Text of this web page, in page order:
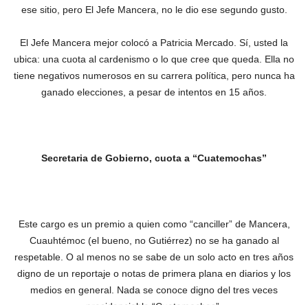
ese sitio, pero El Jefe Mancera, no le dio ese segundo gusto.
El Jefe Mancera mejor colocó a Patricia Mercado. Sí, usted la
ubica: una cuota al cardenismo o lo que cree que queda. Ella no
tiene negativos numerosos en su carrera política, pero nunca ha
ganado elecciones, a pesar de intentos en 15 años.
Secretaria de Gobierno, cuota a “Cuatemochas”
Este cargo es un premio a quien como “canciller” de Mancera,
Cuauhtémoc (el bueno, no Gutiérrez) no se ha ganado al
respetable. O al menos no se sabe de un solo acto en tres años
digno de un reportaje o notas de primera plana en diarios y los
medios en general. Nada se conoce digno del tres veces